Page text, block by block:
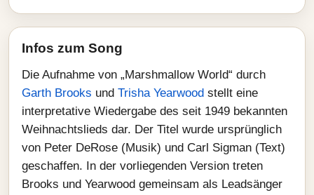
Infos zum Song
Die Aufnahme von „Marshmallow World“ durch
Garth Brooks und Trisha Yearwood stellt eine
interpretative Wiedergabe des seit 1949 bekannten
Weihnachtslieds dar. Der Titel wurde ursprünglich
von Peter DeRose (Musik) und Carl Sigman (Text)
geschaffen. In der vorliegenden Version treten
Brooks und Yearwood gemeinsam als Leadsänger